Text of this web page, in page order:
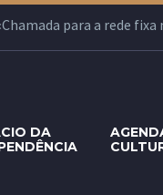
para a rede fixa
DA